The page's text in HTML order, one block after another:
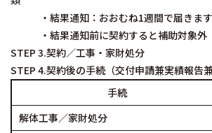
・結果通知：おおむね1週間で届きます
・結果通知前に契約すると補助対象外
STEP 3.契約／工事・家財処分
STEP 4.契約後の手続（交付申請兼実績報告
手続
解体工事／家財処分